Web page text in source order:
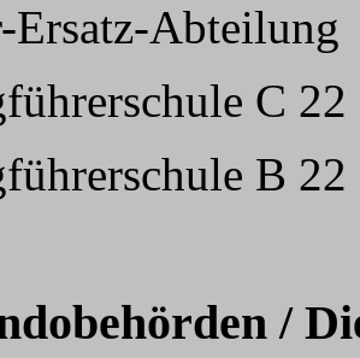
Ersatz-Abteilung
C 22
B 22
/